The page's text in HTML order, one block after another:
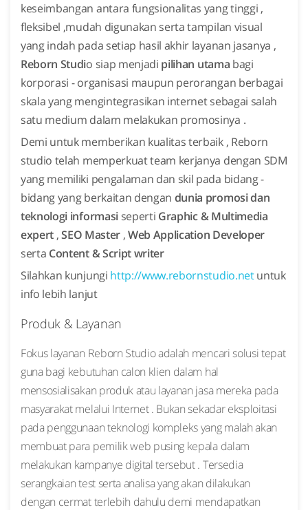
keseimbangan antara fungsionalitas yang tinggi ,
fleksibel ,mudah digunakan serta tampilan visual
yang indah pada setiap hasil akhir layanan jasanya ,
Reborn Studio siap menjadi pilihan utama bagi
korporasi - organisasi maupun perorangan berbagai
skala yang mengintegrasikan internet sebagai salah
satu medium dalam melakukan promosinya .
Demi untuk memberikan kualitas terbaik , Reborn
studio telah memperkuat team kerjanya dengan SDM
yang memiliki pengalaman dan skil pada bidang -
bidang yang berkaitan dengan dunia promosi dan
teknologi informasi seperti Graphic & Multimedia
expert ,SEO Master,Web Application Developer
serta Content & Script writer
Silahkan kunjungi http://www.rebornstudio.netuntuk
info lebih lanjut
Produk & Layanan
Fokus layanan Reborn Studio adalah mencari solusi tepat
guna bagi kebutuhan calon klien dalam hal
mensosialisakan produk atau layanan jasa mereka pada
masyarakat melalui Internet . Bukan sekadar eksploitasi
pada penggunaan teknologi kompleks yang malah akan
membuat para pemilik web pusing kepala dalam
melakukan kampanye digital tersebut . Tersedia
serangkaian test serta analisa yang akan dilakukan
dengan cermat terlebih dahulu demi mendapatkan